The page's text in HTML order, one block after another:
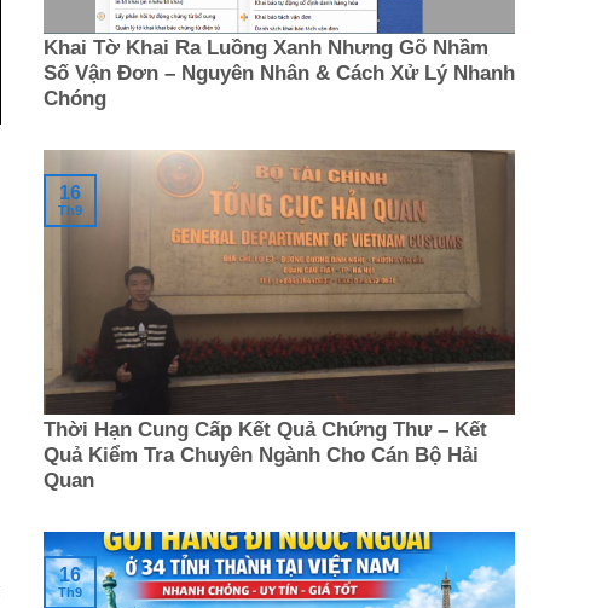
Khai Tờ Khai Ra Luồng Xanh Nhưng Gõ Nhầm
Số Vận Đơn – Nguyên Nhân & Cách Xử Lý Nhanh
Chóng
Thời Hạn Cung Cấp Kết Quả Chứng Thư – Kết
Quả Kiểm Tra Chuyên Ngành Cho Cán Bộ Hải
Quan
16
Th9
16
Th9